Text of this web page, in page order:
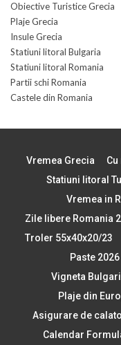
Obiective Turistice Grecia
Plaje Grecia
Insule Grecia
Statiuni litoral Bulgaria
Statiuni litoral Romania
Partii schi Romania
Castele din Romania
Vremea Grecia
Statiuni litoral
Vremea in
Zile libere Romania
Troler 55x40x20/23
Paste 2026
Vigneta
Plaje din
Asigurare de
Calendar